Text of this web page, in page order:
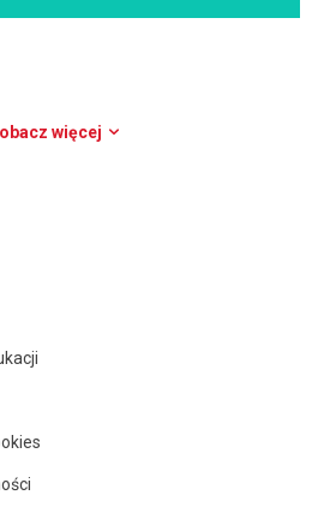
więcej